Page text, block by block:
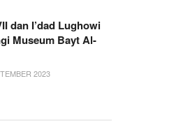
dan I’dad Lughowi
Museum Bayt Al-
2023